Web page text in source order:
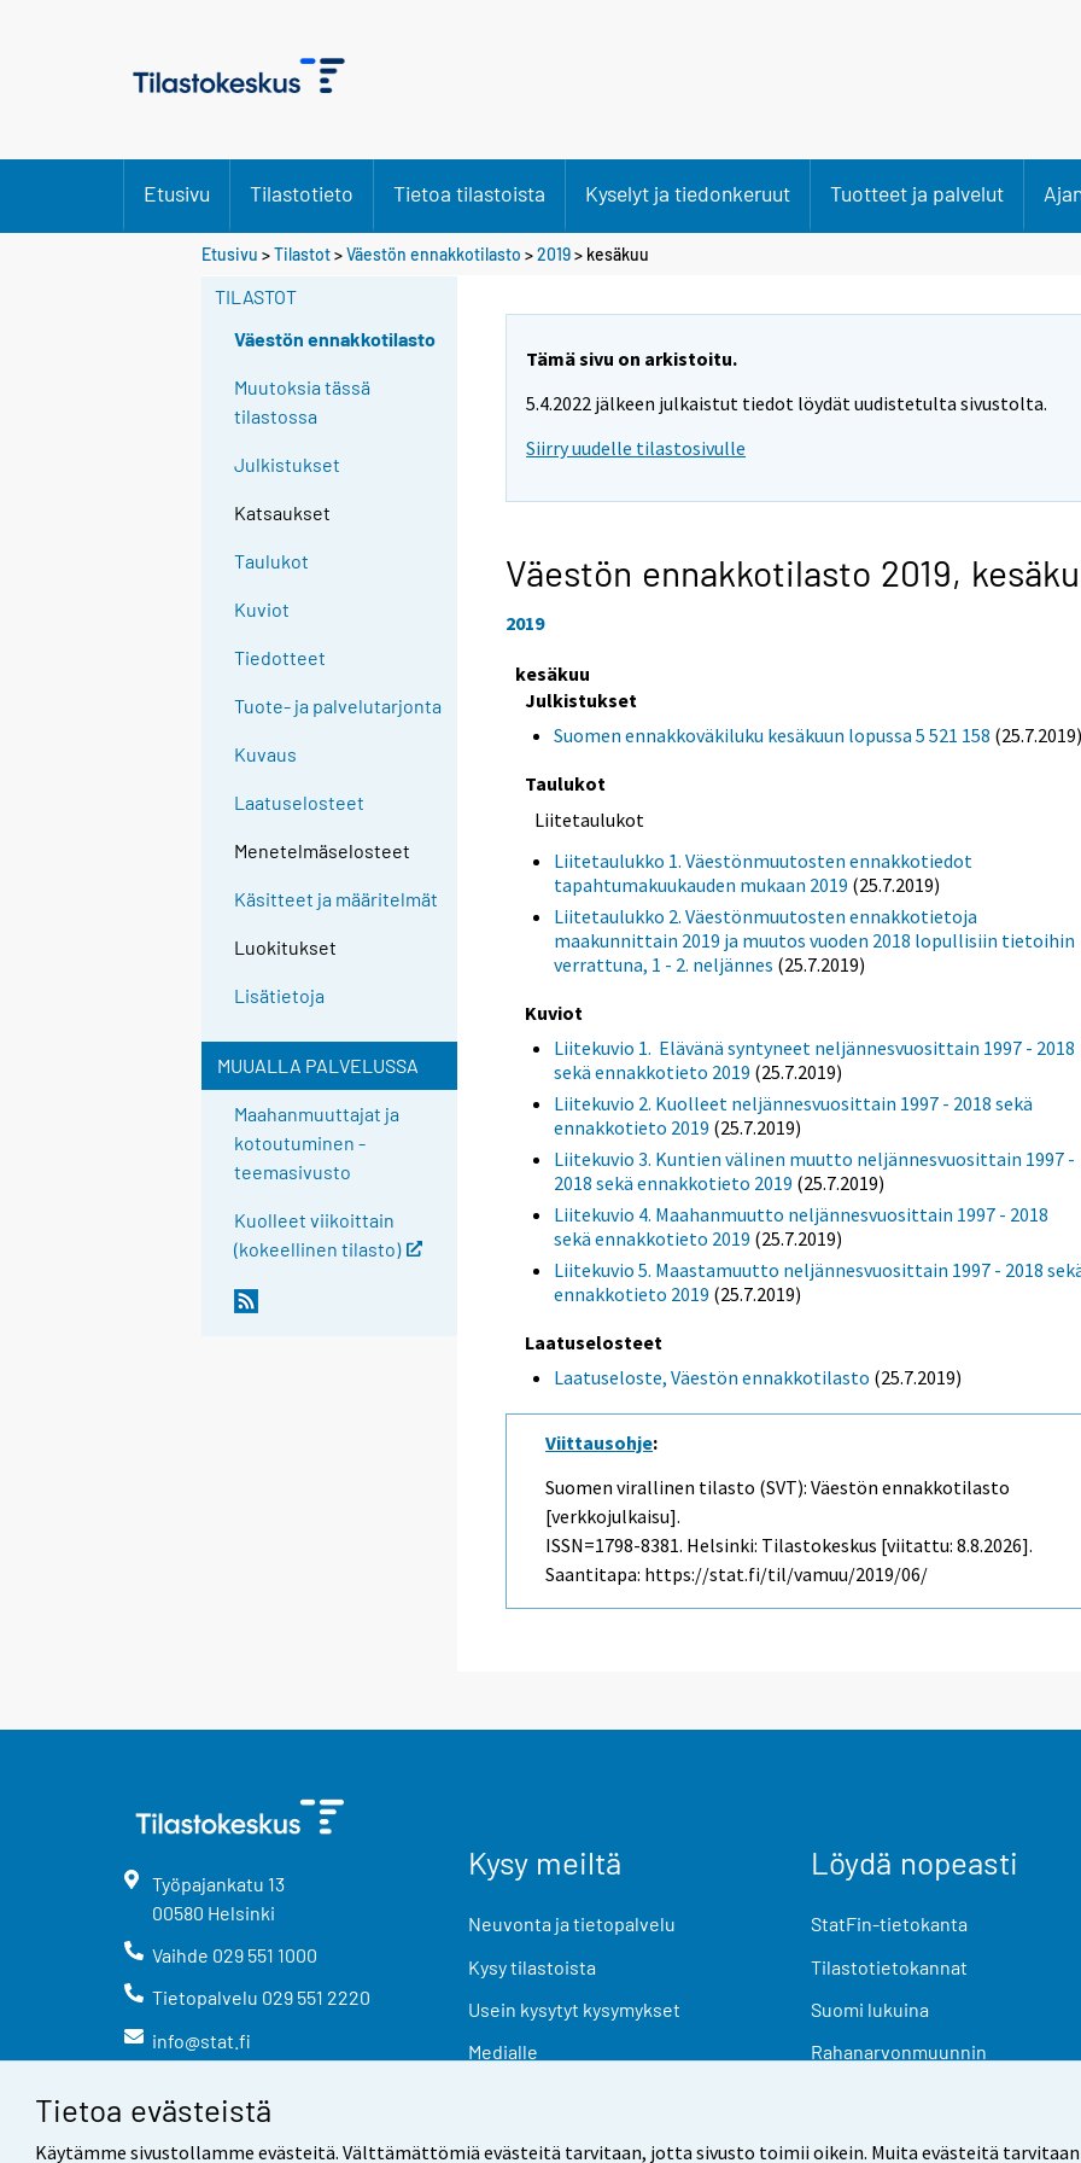
Tietoa evästeistä
Käytämme sivustollamme evästeitä. Välttämättömiä evästeitä tarvitaan, jotta sivusto toimii oikein. Muita evästeitä
Etusivu Tilastotieto Tietoa tilastoista Kyselyt ja tiedonkeruut Tuotteet ja palvelut
Etusivu >Tilastot>Väestön ennakkotilasto >2019> kesäkuu
TILASTOT
Väestön ennakkotilasto
Muutoksia tässä
tilastossa
Julkistukset
Katsaukset
Taulukot
Kuviot
Tiedotteet
Tuote- ja palvelutarjonta
Kuvaus
Laatuselosteet
Menetelmäselosteet
Käsitteet ja määritelmät
Luokitukset
Lisätietoja
MUUALLA PALVELUSSA
Maahanmuuttajat ja
kotoutuminen -
teemasivusto
Kuolleet viikoittain
(kokeellinen tilasto)
Tämä sivu on arkistoitu.
5.4.2022 jälkeen julkaistut tiedot löydät uudistetulta sivustolta.
Siirry uudelle tilastosivulle
Väestön ennakkotilasto 2019,
2019
kesäkuu
Julkistukset
Suomen ennakkoväkiluku kesäkuun lopussa 5 521 158
Taulukot
Liitetaulukot
Liitetaulukko 1. Väestönmuutosten ennakkotiedot
tapahtumakuukauden mukaan 2019 (25.7.2019)
Liitetaulukko 2. Väestönmuutosten ennakkotietoja
maakunnittain 2019 ja muutos vuoden 2018 lopullisiin tietoihin
verrattuna, 1 - 2. neljännes (25.7.2019)
Kuviot
Liitekuvio 1. Elävänä syntyneet neljännesvuosittain 1997 - 2018
sekä ennakkotieto 2019 (25.7.2019)
Liitekuvio 2. Kuolleet neljännesvuosittain 1997 - 2018 sekä
ennakkotieto 2019 (25.7.2019)
Liitekuvio 3. Kuntien välinen muutto neljännesvuosittain 1997 -
2018 sekä ennakkotieto 2019 (25.7.2019)
Liitekuvio 4. Maahanmuutto neljännesvuosittain 1997 - 2018
sekä ennakkotieto 2019 (25.7.2019)
Liitekuvio 5. Maastamuutto neljännesvuosittain 1997 - 2018
ennakkotieto 2019 (25.7.2019)
Laatuselosteet
Laatuseloste, Väestön ennakkotilasto (25.7.2019)
Viittausohje:
Suomen virallinen tilasto (SVT): Väestön ennakkotilasto
[verkkojulkaisu].
ISSN=1798-8381. Helsinki: Tilastokeskus [viitattu: 8.8.2026].
Saantitapa: https://stat.fi/til/vamuu/2019/06/
Työpajankatu 13
00580 Helsinki
Vaihde 029 551 1000
Tietopalvelu 029 551 2220
info@stat.fi
Kysy meiltä
Neuvonta ja tietopalvelu
Kysy tilastoista
Usein kysytyt kysymykset
Medialle
Löydä nopeasti
StatFin-tietokanta
Tilastotietokannat
Suomi lukuina
Rahanarvonmuunnin